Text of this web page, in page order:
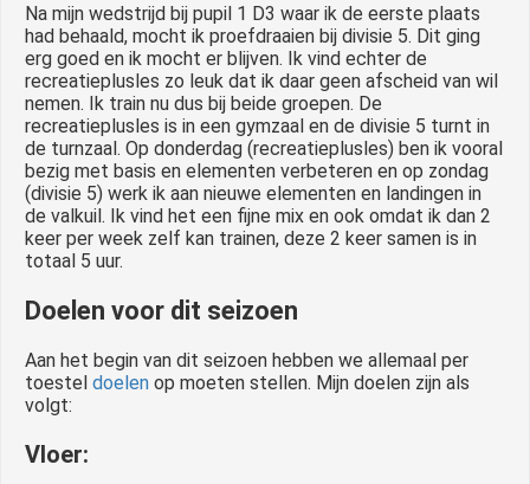
Na mijn wedstrijd bij pupil 1 D3 waar ik de eerste plaats
had behaald, mocht ik proefdraaien bij divisie 5. Dit ging
erg goed en ik mocht er blijven. Ik vind echter de
recreatieplusles zo leuk dat ik daar geen afscheid van wil
nemen. Ik train nu dus bij beide groepen. De
recreatieplusles is in een gymzaal en de divisie 5 turnt in
de turnzaal. Op donderdag (recreatieplusles) ben ik vooral
bezig met basis en elementen verbeteren en op zondag
(divisie 5) werk ik aan nieuwe elementen en landingen in
de valkuil. Ik vind het een fijne mix en ook omdat ik dan 2
keer per week zelf kan trainen, deze 2 keer samen is in
totaal 5 uur.
Doelen voor dit seizoen
Aan het begin van dit seizoen hebben we allemaal per
toestel doelen op moeten stellen. Mijn doelen zijn als
volgt:
Vloer: